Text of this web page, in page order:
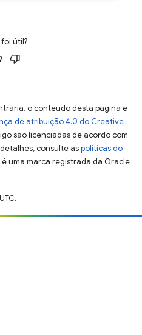
foi útil?
o conteúdo desta página é
de atribuição 4.0 do Creative
são licenciadas de acordo com
detalhes, consulte aspolíticas do
é uma marca registrada da Oracle